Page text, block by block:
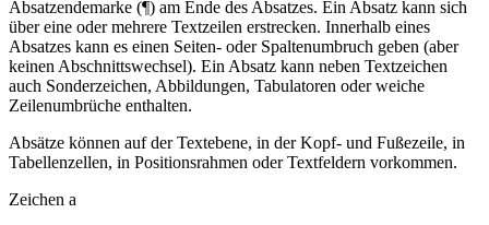
Absatzendemarke (¶) am Ende des Absatzes. Ein Absatz kann sich
über eine oder mehrere Textzeilen erstrecken. Innerhalb eines
Absatzes kann es einen Seiten- oder Spaltenumbruch geben (aber
keinen Abschnittswechsel). Ein Absatz kann neben Textzeichen
auch Sonderzeichen, Abbildungen, Tabulatoren oder weiche
Zeilenumbrüche enthalten.
Absätze können auf der Textebene, in der Kopf- und Fußezeile, in
Tabellenzellen, in Positionsrahmen oder Textfeldern vorkommen.
Zeichen a